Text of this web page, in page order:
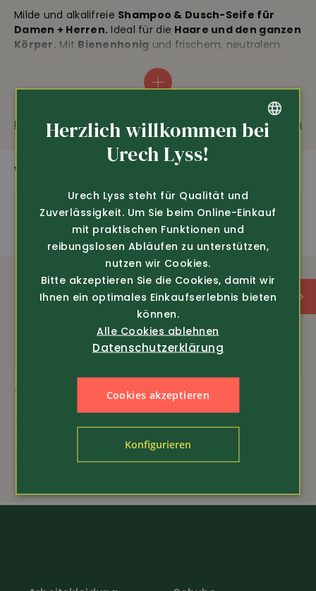
Milde und alkalifreie Shampoo & Dusch-Seife für
Damen + Herren. Ideal für die Haare und den ganzen
Körper. Mit Bienenhonig und frischem, neutralem
, empfehlenswert auch bei empfindlicher
Haut. Anstatt 2 Flaschen – 1 Seife, sehr ergiebig, somit
viel weniger Abfall, perfekt auch für Reisen, 3 x 100g,
sehr ergiebig
AUSSTATTUNG
Mild und alkalifrei
Ideal für Haar und Körper
Frischer neutraler Duft
Auch für empfindlicher Haut
Fragen zum Produkt Weiterempfehlen
WEITERE SPANNENDE PRODUKTE
Art.-Nr. 19549
Kartoffel Balsam PLUS
Lavendel-Crème
29.80
Herzlich willkommen bei
Urech Lyss!
Urech Lyss steht für Qualität und
Zuverlässigkeit. Um Sie beim Online-Einkauf
mit praktischen Funktionen und
reibungslosen Abläufen zu unterstützen,
nutzen wir Cookies.
Bitte akzeptieren Sie die Cookies, damit wir
Ihnen ein optimales Einkaufserlebnis bieten
können.
Alle Cookies ablehnen
Datenschutzerklärung
Cookies akzeptieren
Konfigurieren